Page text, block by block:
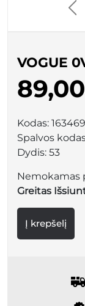
VOGUE
Kodas: 163469
Spalvos
Dydis: 53
Nemokamas
Greitas
Į krepšelį